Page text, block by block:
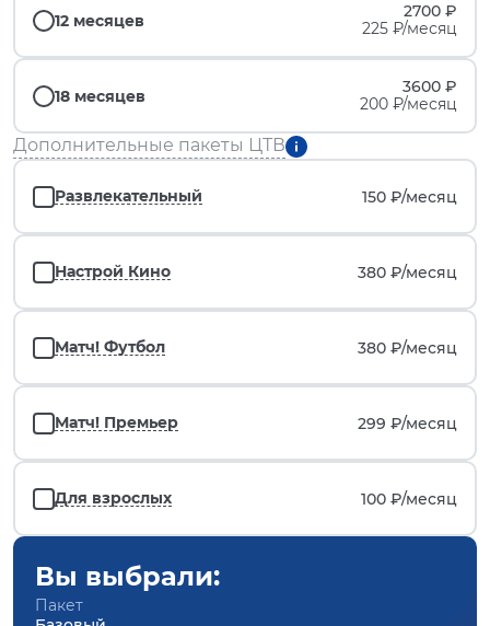
12 месяцев
2700 ₽
225 ₽/месяц
18 месяцев
3600 ₽
200 ₽/месяц
Дополнительные пакеты ЦТВ
Развлекательный 150 ₽/месяц
Настрой Кино 380 ₽/месяц
Матч! Футбол 380 ₽/месяц
Матч! Премьер 299 ₽/месяц
Для взрослых 100 ₽/месяц
Вы выбрали:
Пакет